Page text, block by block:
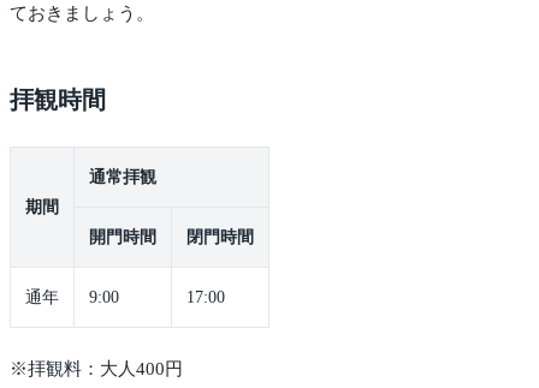
ておきましょう。
拝観時間
期間
通常拝観
開門時間 閉門時間
通年 9:00 17:00
※拝観料：大人400円